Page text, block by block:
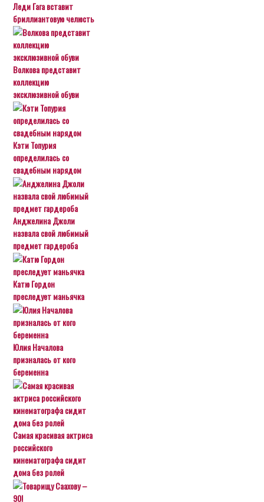
Леди Гага вставит
бриллиантовую челюсть
Волкова представит
коллекцию
эксклюзивной обуви
Кэти Топурия
определилась со
свадебным нарядом
Анджелина Джоли
назвала свой любимый
предмет гардероба
Катю Гордон
преследует маньячка
Юлия Началова
призналась от кого
беременна
Самая красивая актриса
российского
кинематографа сидит
дома без ролей